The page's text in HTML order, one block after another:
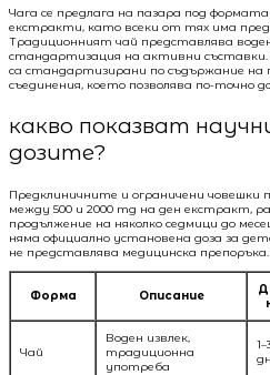
Чага се предлага на пазара под
екстракти, като всеки от тях има
Традиционният чай представлява воден
стандартизация на активни
са стандартизирани по съдържание на
съединения, което позволява по-точно
какво показват
дозите?
Предклиничните и ограничени
между 500 и 2000 mg на ден екстракт,
продължение на няколко седмици до
няма официално установена доза за
не представлява медицинска препоръка.
Форма Описание
Чай
Воден извлек,
традиционна
употреба